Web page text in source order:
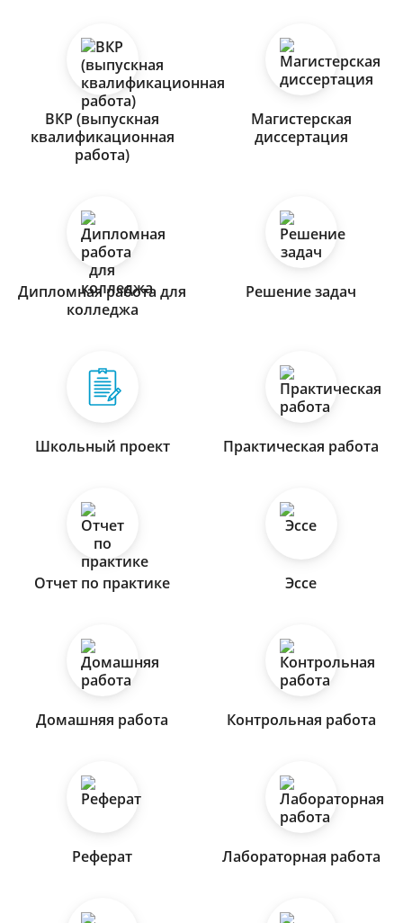
ВКР (выпускная
квалификационная
работа)
Магистерская
диссертация
Дипломная работа для
колледжа
Решение задач
Школьный проект Практическая работа
Отчет по практике Эссе
Домашняя работа Контрольная работа
Реферат Лабораторная работа